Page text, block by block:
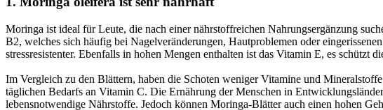
Moringa ist ideal für Leute, die nach einer nährstoffreichen Nahrungsergänzung
B2, welches sich häufig bei Nagelveränderungen, Hautproblemen oder
stressresistenter. Ebenfalls in hohen Mengen enthalten ist das Vitamin E, es
Im Vergleich zu den Blättern, haben die Schoten weniger Vitamine und
täglichen Bedarfs an Vitamin C. Die Ernährung der Menschen in
lebensnotwendige Nährstoffe. Jedoch können Moringa-Blätter auch einen hohen